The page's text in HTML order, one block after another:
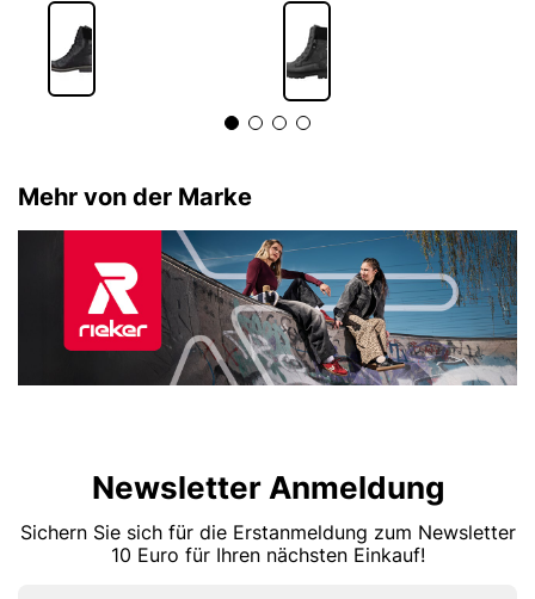
Mehr von der Marke
Newsletter Anmeldung
Sichern Sie sich für die Erstanmeldung zum Newsletter
10 Euro für Ihren nächsten Einkauf!